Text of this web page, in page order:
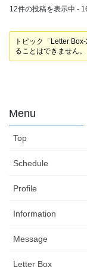
12件の投稿を表示中 -
トピック「Letter
ることはできません。
Menu
Top
Schedule
Profile
Information
Message
Letter Box